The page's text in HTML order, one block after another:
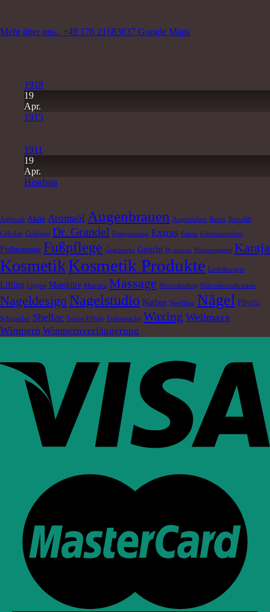
Mehr über uns.. +49 176 21683837 Google Maps
1918
19
Apr.
1915
1911
19
Apr.
Headspa
Airbrush Akne Aromaöl Augenbrauen Augenfalten Botox Browlift
Cellulite Collagen Dr. Grandel Entspannung Extras Falten Faltenkorrektur
Fußmassage Fußpflege Geschenke Gesicht Hyaluron Hühneraugen Karaja
KosmetikKosmetik Produkte Lichttherapie
Lifting Lippen Maniküre Mascara Massage Microshading Mikrodermabrasion
NageldesignNagelstudio Narben Needling Nägel Phyris
Schrunden Shellac Tattoo-Effekt Tränensäcke Waxing Wellmaxx
Wimpern Wimpernverlängerung